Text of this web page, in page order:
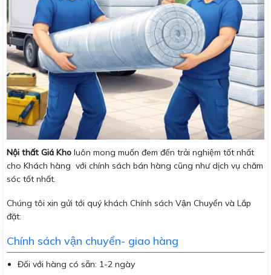
Nội thất Giá Kho luôn mong muốn đem đến trải nghiệm tốt nhất
cho Khách hàng với chính sách bán hàng cũng như dịch vụ chăm
sóc tốt nhất.
Chúng tôi xin gửi tới quý khách Chính sách Vận Chuyển và Lắp
đặt:
Chính sách vận chuyển- giao hàng
Đối với hàng có sẵn: 1-2 ngày